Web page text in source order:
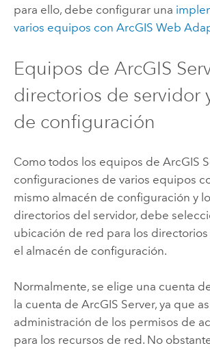
para ello, debe configurar una
varios equipos con ArcGIS Web
Equipos de ArcGIS
directorios de servidor
de configuración
Como todos los equipos de ArcGIS
configuraciones de varios equipos
mismo almacén de configuración y
directorios del servidor, debe
ubicación de red para los
el almacén de configuración.
Normalmente, se elige una cuenta
la cuenta de ArcGIS Server, ya que
administración de los permisos de
para los recursos de red. No